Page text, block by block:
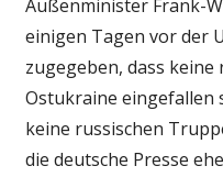
Medien
Politik
Außenminister Frank-
einigen Tagen vor der
zugegeben, dass
Ostukraine eingefallen
keine russischen
die deutsche Presse